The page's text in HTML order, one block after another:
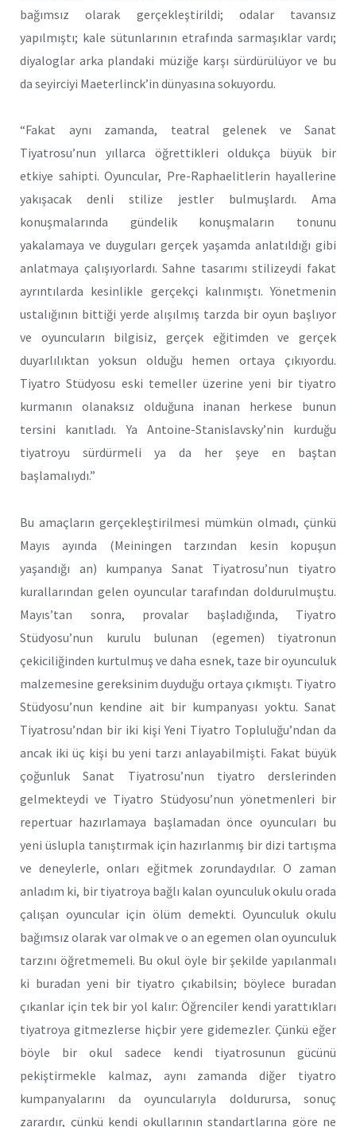
bağımsız olarak gerçekleştirildi; odalar tavansız
yapılmıştı; kale sütunlarının etrafında sarmaşıklar vardı;
diyaloglar arka plandaki müziğe karşı sür­dürülüyor ve bu
da seyirciyi Maeterlinck’in dünyasına sokuyordu.
“Fakat aynı zamanda, teatral gelenek ve Sanat
Tiyatrosu’nun yıl­larca öğrettikleri oldukça büyük bir
etkiye sahipti. Oyuncular, Pre-Raphaelitlerin hayallerine
yakışacak denli stilize jestler bulmuşlardı. Ama
konuşmalarında gündelik konuşmaların tonunu
yakalamaya ve duyguları gerçek yaşamda anlatıldığı gibi
anlatmaya çalışıyorlardı. Sahne tasarımı stilizeydi fakat
ayrıntılarda kesinlikle gerçekçi kalın­mıştı. Yönetmenin
ustalığının bittiği yerde alışılmış tarzda bir oyun başlıyor
ve oyuncuların bilgisiz, gerçek eğitimden ve gerçek
duyarlı­lıktan yoksun olduğu hemen ortaya çıkıyordu.
Tiyatro Stüdyosu eski temeller üzerine yeni bir tiyatro
kurmanın olanaksız olduğuna inanan herkese bunun
tersini kanıtladı. Ya Antoine-Stanislavsky’nin kurdu­ğu
tiyatroyu sürdürmeli ya da her şeye en baştan
başlamalıydı.”
Bu amaçların gerçekleştirilmesi mümkün olmadı, çünkü
Mayıs ayında (Meiningen tarzından kesin kopuşun
yaşandığı an) kumpanya Sanat Tiyatrosu’nun tiyatro
kurallarından gelen oyuncular tarafından doldurulmuştu.
Mayıs’tan sonra, provalar başladığında, Tiyatro
Stüdyosu’nun kurulu bulunan (egemen) tiyatronun
çekiciliğinden kurtul­muş ve daha esnek, taze bir oyunculuk
malzemesine gereksinim duy­duğu ortaya çıkmıştı. Tiyatro
Stüdyosu’nun kendine ait bir kumpanyası yoktu. Sanat
Tiyatrosu’ndan bir iki kişi Yeni Tiyatro Topluluğu’ndan da
ancak iki üç kişi bu yeni tarzı anlayabilmişti. Fakat büyük
ço­ğunluk Sanat Tiyatrosu’nun tiyatro derslerinden
gelmekteydi ve Tiyatro Stüdyosu’nun yönetmenleri bir
repertuar hazırlamaya başlamadan önce oyuncuları bu
yeni üslupla tanıştırmak için hazırlanmış bir dizi tartışma
ve deneylerle, onları eğitmek zorundaydılar. O zaman
anla­dım ki, bir tiyatroya bağlı kalan oyunculuk okulu orada
çalışan oyun­cular için ölüm demekti. Oyunculuk okulu
bağımsız olarak var olmak ve o an egemen olan oyunculuk
tarzını öğretmemeli. Bu okul öyle bir şekilde yapılanmalı
ki buradan yeni bir tiyatro çıkabilsin; böylece bu­radan
çıkanlar için tek bir yol kalır: Öğrenciler kendi yarattıkları
tiyatroya gitmezlerse hiçbir yere gidemezler. Çünkü eğer
böyle bir okul sadece kendi tiyatrosunun gücünü
pekiştirmekle kalmaz, aynı zaman­da diğer tiyatro
kumpanyalarını da oyuncularıyla doldurursa, sonuç
zarardır, çünkü kendi okullarının standartlarına göre ne